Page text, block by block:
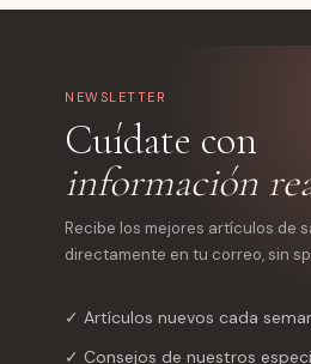
NEWSLETTER
Cuídate con
información
Recibe los mejores artículos de
directamente en tu correo, sin
✓ Artículos nuevos cada
✓ Consejos de nuestros